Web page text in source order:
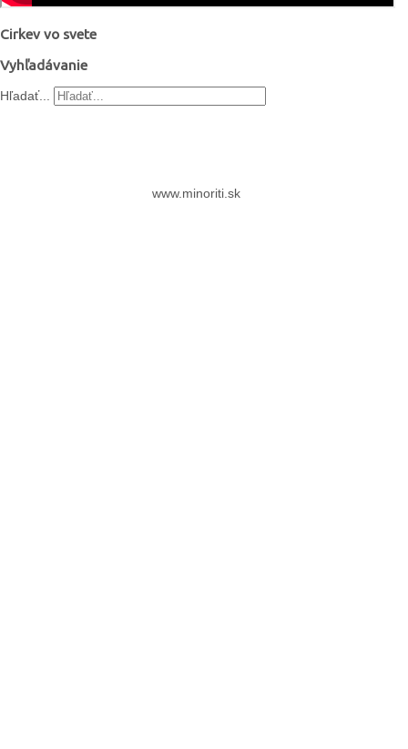
Cirkev vo svete
Vyhľadávanie
Hľadať...
www.minoriti.sk